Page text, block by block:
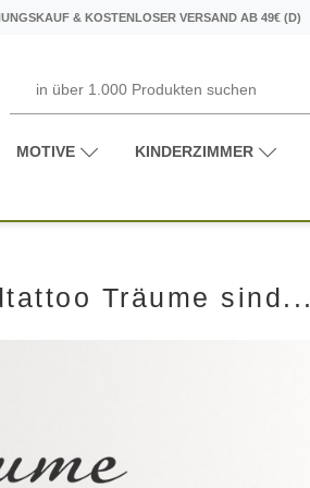
& KOSTENLOSER VERSAND AB 49€ (D)
MOTIVE KINDERZIMMER
Träume sind...